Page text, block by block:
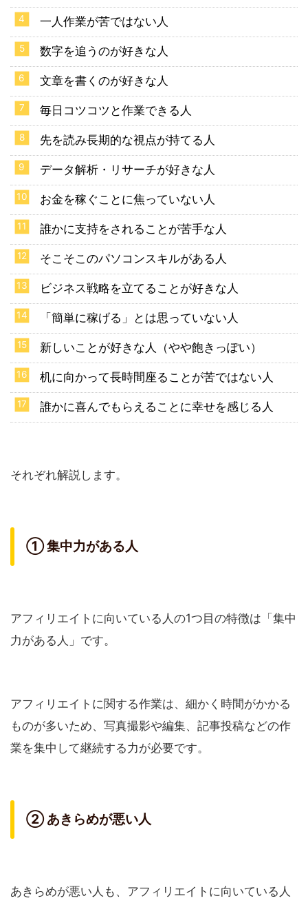
一人作業が苦ではない人
数字を追うのが好きな人
文章を書くのが好きな人
毎日コツコツと作業できる人
先を読み長期的な視点が持てる人
データ解析・リサーチが好きな人
お金を稼ぐことに焦っていない人
誰かに支持をされることが苦手な人
そこそこのパソコンスキルがある人
ビジネス戦略を立てることが好きな人
「簡単に稼げる」とは思っていない人
新しいことが好きな人（やや飽きっぽい）
机に向かって長時間座ることが苦ではない人
誰かに喜んでもらえることに幸せを感じる人
それぞれ解説します。
① 集中力がある人
アフィリエイトに向いている人の1つ目の特徴は「集中
力がある人」です。
アフィリエイトに関する作業は、細かく時間がかかる
ものが多いため、写真撮影や編集、記事投稿などの作
業を集中して継続する力が必要です。
② あきらめが悪い人
あきらめが悪い人も、アフィリエイトに向いている人